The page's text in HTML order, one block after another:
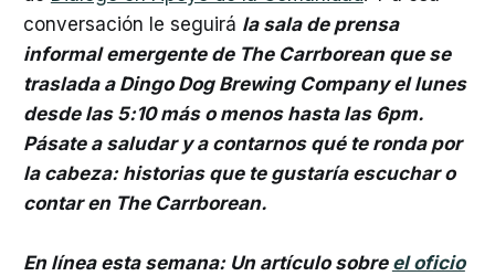
conversación le seguirá la sala de prensa
informal emergente de The Carrborean que se
traslada a Dingo Dog Brewing Company el lunes
desde las 5:10 más o menos hasta las 6pm.
Pásate a saludar y a contarnos qué te ronda por
la cabeza: historias que te gustaría escuchar o
contar en The Carrborean.
En línea esta semana: Un artículo sobre el oficio